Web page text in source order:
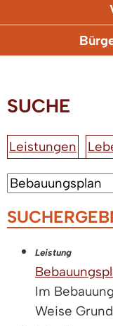
SUCHE
Leistungen
Leistung
Im
Weise